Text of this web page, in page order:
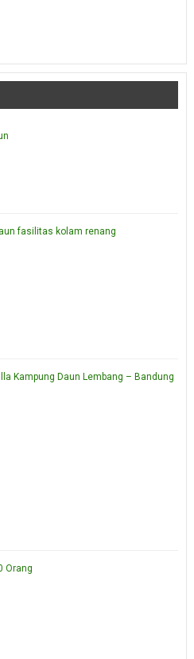
fasilitas kolam renang
Kampung Daun Lembang – Bandung
Orang